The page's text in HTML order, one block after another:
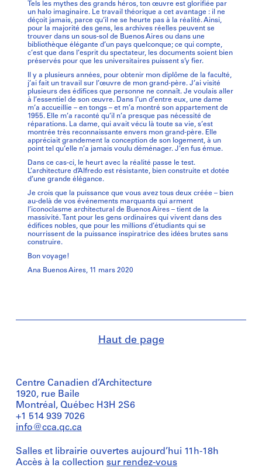
Tels les mythes des grands héros, ton œuvre est glorifiée par
un halo imaginaire. Le travail théorique a cet avantage : il ne
déçoit jamais, parce qu’il ne se heurte pas à la réalité. Ainsi,
pour la majorité des gens, les archives réelles peuvent se
trouver dans un sous-sol de Buenos Aires ou dans une
bibliothèque élégante d’un pays quelconque; ce qui compte,
c’est que dans l’esprit du spectateur, les documents soient bien
préservés pour que les universitaires puissent s’y fier.
Il y a plusieurs années, pour obtenir mon diplôme de la faculté,
j’ai fait un travail sur l’œuvre de mon grand-père. J’ai visité
plusieurs des édifices que personne ne connaît. Je voulais aller
à l’essentiel de son œuvre. Dans l’un d’entre eux, une dame
m’a accueillie – en tongs – et m’a montré son appartement de
1955. Elle m’a raconté qu’il n’a presque pas nécessité de
réparations. La dame, qui avait vécu là toute sa vie, s’est
montrée très reconnaissante envers mon grand-père. Elle
appréciait grandement la conception de son logement, à un
point tel qu’elle n’a jamais voulu déménager. J’en fus émue.
Dans ce cas-ci, le heurt avec la réalité passe le test.
L’architecture d’Alfredo est résistante, bien construite et dotée
d’une grande élégance.
Je crois que la puissance que vous avez tous deux créée – bien
au-delà de vos événements marquants qui arment
l’iconoclasme architectural de Buenos Aires – tient de la
massivité. Tant pour les gens ordinaires qui vivent dans des
édifices nobles, que pour les millions d’étudiants qui se
nourrissent de la puissance inspiratrice des idées brutes sans
construire.
Bon voyage!
Ana Buenos Aires, 11 mars 2020
Haut de page
Centre Canadien d’Architecture
1920, rue Baile
Montréal, Québec H3H 2S6
+1 514 939 7026
info@cca.qc.ca
Salles et librairie ouvertes aujourd’hui 11h-18h
Accès à la collection sur rendez-vous